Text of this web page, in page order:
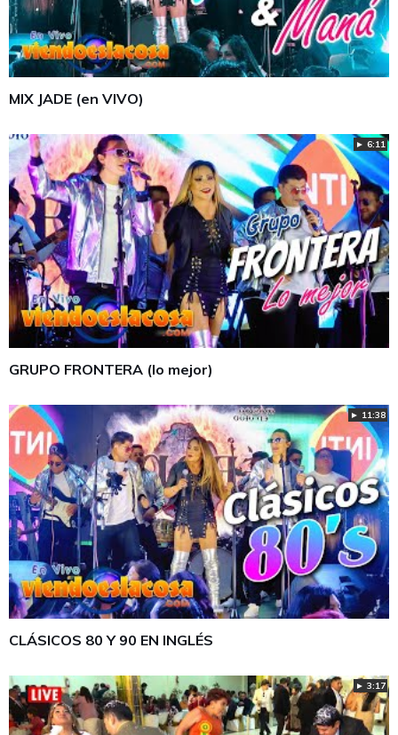
MIX JADE (en VIVO)
► 6:11
GRUPO FRONTERA (lo mejor)
► 11:38
CLÁSICOS 80 Y 90 EN INGLÉS
► 3:17